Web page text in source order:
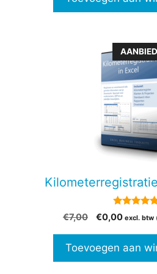
4.69
van 5
€7,00
€7,00.
€0,00Huidige
€0,00.
excl. btw
Toevoegen aan